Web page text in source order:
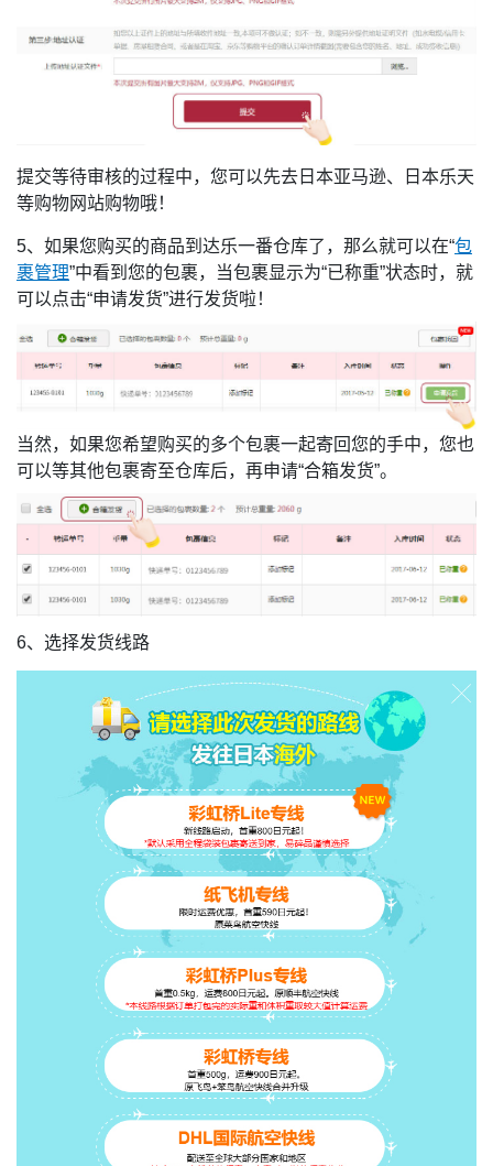
提交等待审核的过程中，您可以先去日本亚马逊、日本乐天
等购物网站购物哦！
5、如果您购买的商品到达乐一番仓库了，那么就可以在“包
裹管理”中看到您的包裹，当包裹显示为“已称重”状态时，就
可以点击“申请发货”进行发货啦！
当然，如果您希望购买的多个包裹一起寄回您的手中，您也
可以等其他包裹寄至仓库后，再申请“合箱发货”。
6、选择发货线路